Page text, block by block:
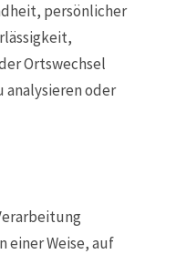
persönlicher
Ortswechsel
analysieren oder
einer Weise, auf